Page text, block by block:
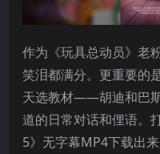
作为《玩具总动员》老
笑泪都满分。更重要的
天选教材——胡迪和巴
道的日常对话和俚语。
5》无字幕MP4下载出